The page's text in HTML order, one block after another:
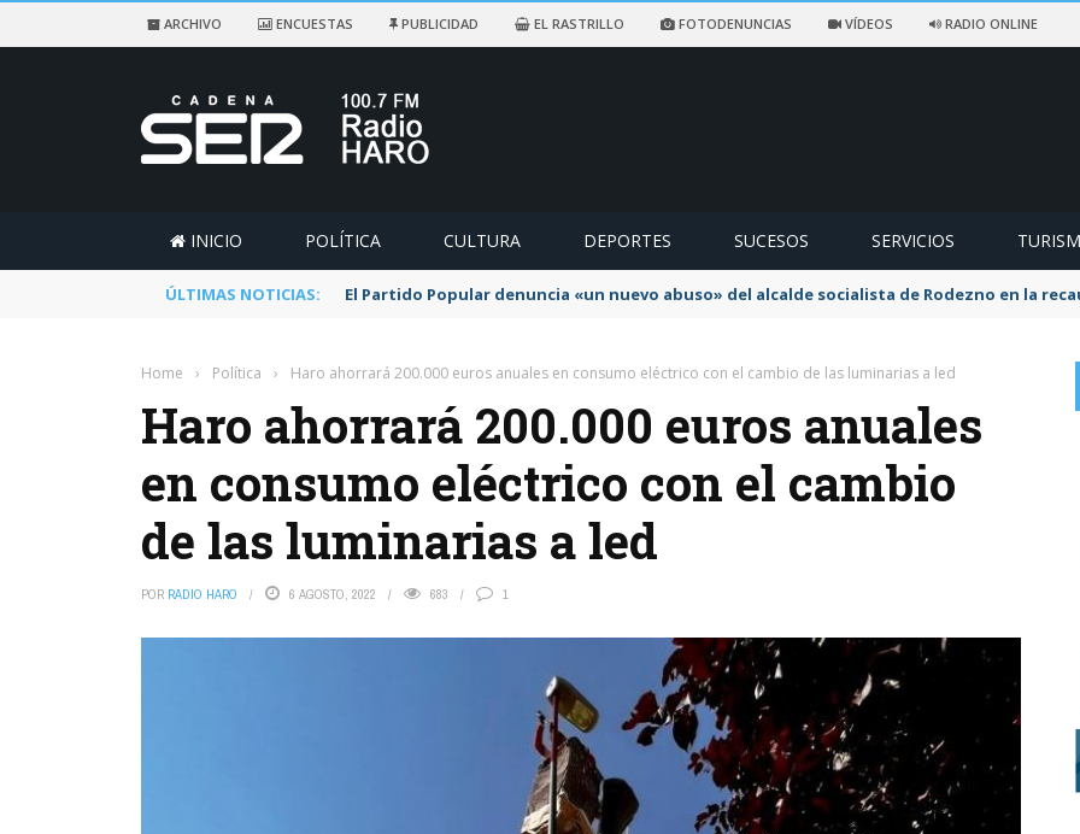
ARCHIVO ENCUESTAS PUBLICIDAD EL RASTRILLO FOTODENUNCIAS VÍDEOS RADIO ONLINE
INICIO POLÍTICA CULTURA DEPORTES SUCESOS SERVICIOS
ÚLTIMAS NOTICIAS: El Partido Popular denuncia «un nuevo abuso» del alcalde socialista de Rodezno en la
Home › Política › Haro ahorrará 200.000 euros anuales en consumo eléctrico con el cambio de las luminarias a led
Haro ahorrará 200.000 euros anuales
en consumo eléctrico con el cambio
de las luminarias a led
POR RADIO HARO 6 AGOSTO, 2022 683 1